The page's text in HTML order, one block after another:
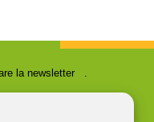
la newsletter